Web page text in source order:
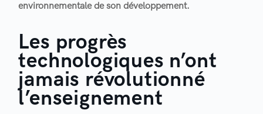
environnementale de son développement.
Les progrès
technologiques n’ont
jamais révolutionné
l’enseignement